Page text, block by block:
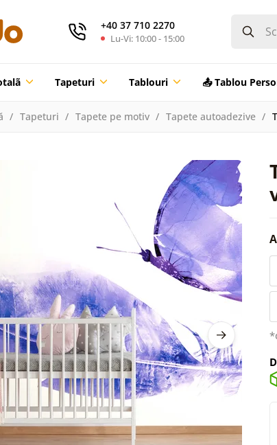
+40 37 710 2270
Lu-Vi: 10:00 - 15:00
Tapeturi Tablouri 📤 Tablou
Tapeturi Tapete pe motiv Tapete autoadezive